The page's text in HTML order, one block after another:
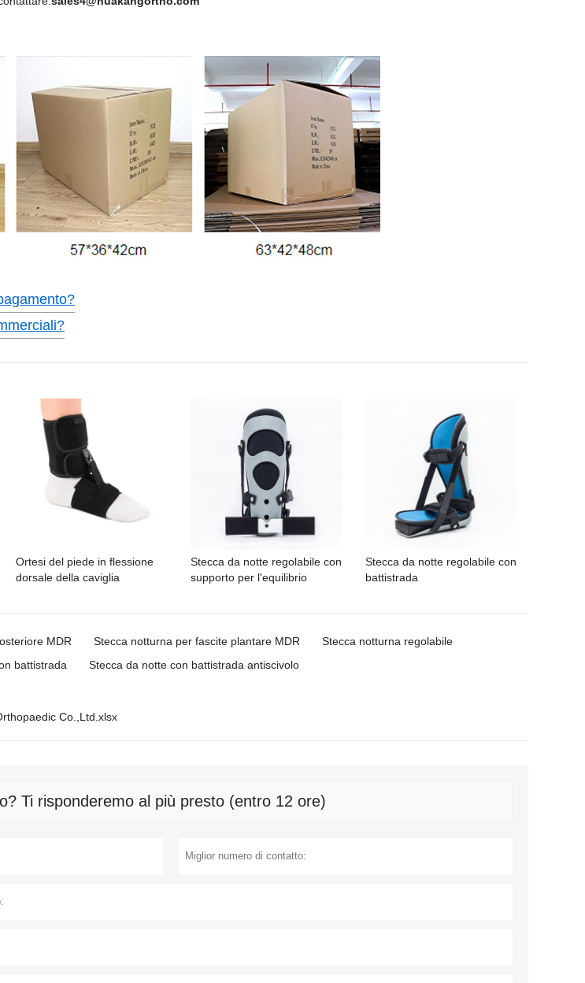
Ortesi del piede in flessione
dorsale della caviglia
Stecca da notte regolabile con
supporto per l'equilibrio
Stecca da notte regolabile con
battistrada
MDR Stecca notturna per fascite plantare MDR
Stecca notturna regolabile
battistrada
Stecca da notte con battistrada antiscivolo
Co.,Ltd.xlsx
Ti risponderemo al più presto (entro 12 ore)